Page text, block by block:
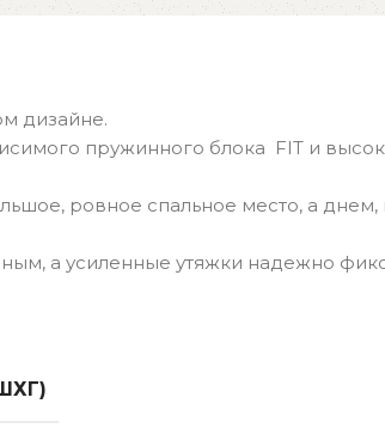
дизайне.
пружинного блока FIT и
ровное спальное место, а
а усиленные утяжки надежно